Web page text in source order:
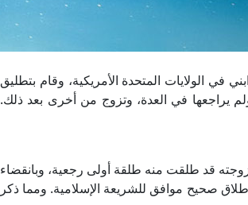
الولايات المتحدة الأمريكية، وقام بتطليق
يراجعها في العدة، وتزوج من أخرى بعد ذلك.
قد طلقت منه طلقة أولى رجعية، وبانقضاء
طلاق صحيح موافق للشريعة الإسلامية. ومما ذكر